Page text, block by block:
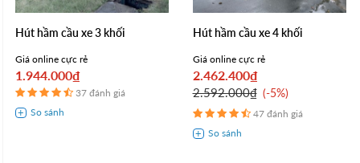
Hút hầm cầu xe 3 khối
Giá online cực rẻ
1.944.000₫
37 đánh giá
Hút hầm cầu xe 4 khối
Giá online cực rẻ
2.462.400₫
2.592.000₫ -5%
47 đánh giá